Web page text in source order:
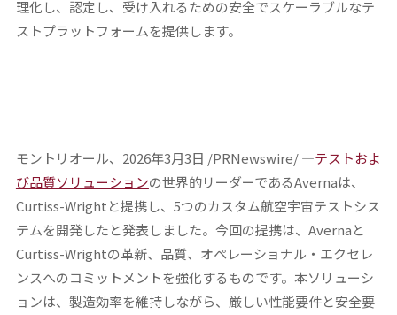
理化し、認定し、受け入れるための安全でスケーラブルなテ
ストプラットフォームを提供します。
モントリオール、2026年3月3日 /PRNewswire/ —テストおよ
び品質ソリューションの世界的リーダーであるAvernaは、
Curtiss-Wrightと提携し、5つのカスタム航空宇宙テストシス
テムを開発したと発表しました。今回の提携は、Avernaと
Curtiss-Wrightの革新、品質、オペレーショナル・エクセレ
ンスへのコミットメントを強化するものです。本ソリューシ
ョンは、製造効率を維持しながら、厳しい性能要件と安全要